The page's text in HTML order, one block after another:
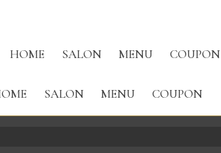
HOME SALON MENU COUPON
SALON MENU COUPON